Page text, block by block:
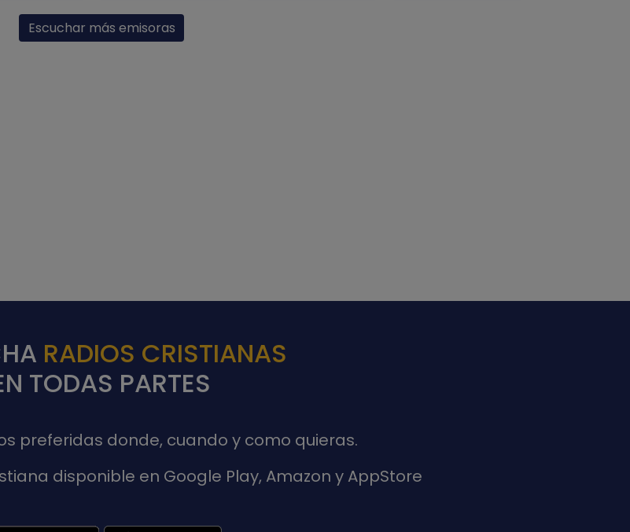
Escuchar más emisoras
RADIOS CRISTIANAS
TODAS PARTES
preferidas donde, cuando y como quieras.
disponible en Google Play, Amazon y AppStore